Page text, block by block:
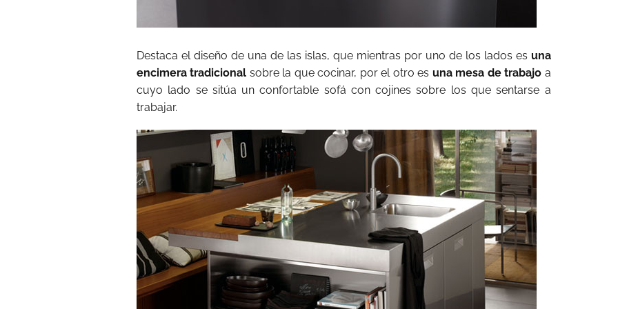
Destaca el diseño de una de las islas, que mientras por uno de los lados es una
encimera tradicional sobre la que cocinar, por el otro es una mesa de trabajo a
cuyo lado se sitúa un confortable sofá con cojines sobre los que sentarse a
trabajar.